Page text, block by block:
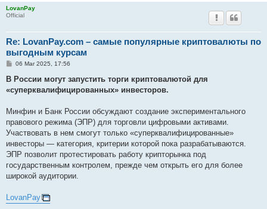
LovanPay
Official
Re: LovanPay.com – самые популярные криптовалюты по
выгодным курсам
P
s
06 Mar 2025, 17:56
В России могут запустить торги криптовалютой для
«суперквалифицированных» инвесторов.
Минфин и Банк России обсуждают создание экспериментального
правового режима (ЭПР) для торговли цифровыми активами.
Участвовать в нем смогут только «суперквалифицированные»
инвесторы — категория, критерии которой пока разрабатываются.
ЭПР позволит протестировать работу крипторынка под
государственным контролем, прежде чем открыть его для более
широкой аудитории.
LovanPay